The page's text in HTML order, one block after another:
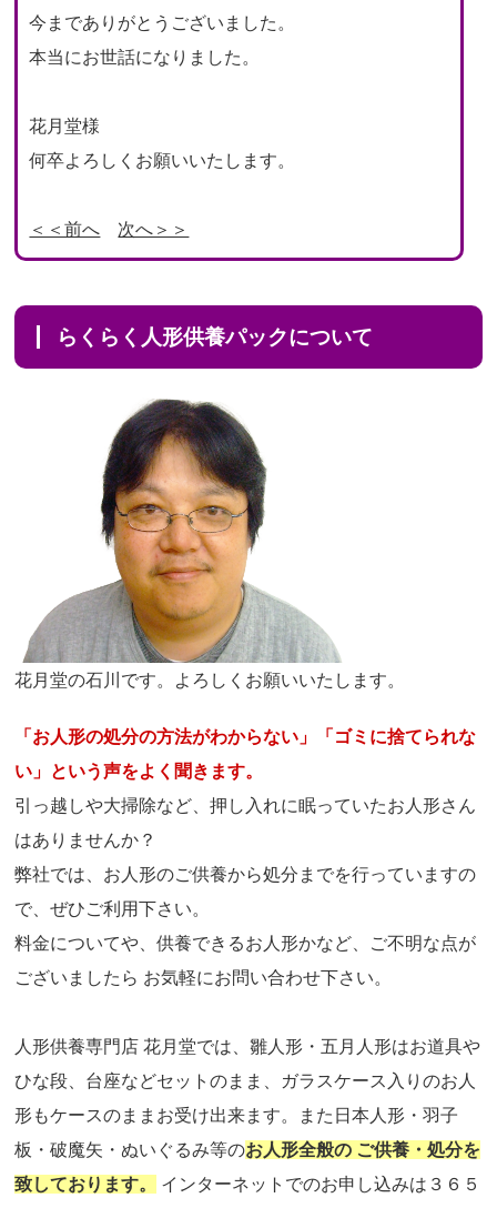
今までありがとうございました。
本当にお世話になりました。
花月堂様
何卒よろしくお願いいたします。
＜＜前へ 次へ＞＞
らくらく人形供養パックについて
花月堂の石川です。よろしくお願いいたします。
「お人形の処分の方法がわからない」「ゴミに捨てられな
い」という声をよく聞きます。
引っ越しや大掃除など、押し入れに眠っていたお人形さん
はありませんか？
弊社では、お人形のご供養から処分までを行っていますの
で、ぜひご利用下さい。
料金についてや、供養できるお人形かなど、ご不明な点が
ございましたら お気軽にお問い合わせ下さい。
人形供養専門店 花月堂では、雛人形・五月人形はお道具や
ひな段、台座などセットのまま、ガラスケース入りのお人
形もケースのままお受け出来ます。また日本人形・羽子
板・破魔矢・ぬいぐるみ等のお人形全般の ご供養・処分を
致しております。
インターネットでのお申し込みは３６５